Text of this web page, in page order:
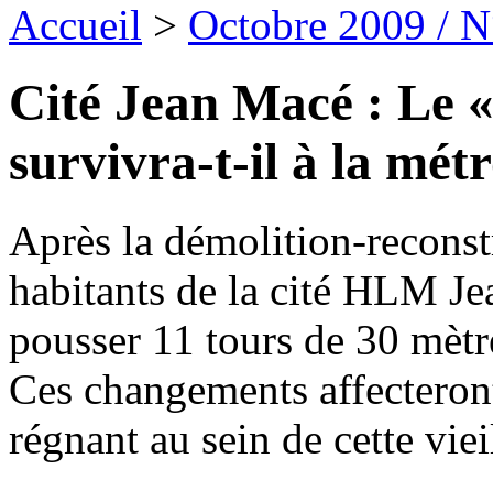
Accueil > Octobre 2009 /
Cité Jean Macé : Le
survivra-t-il à la
Après la démolition-
habitants de la cité HLM
pousser 11 tours de 30
Ces changements
régnant au sein de cette